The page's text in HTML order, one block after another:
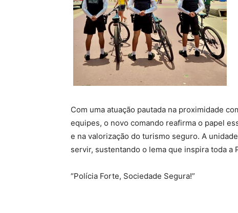
Com uma atuação pautada na proximidade
equipes, o novo comando reafirma o papel
e na valorização do turismo seguro. A
servir, sustentando o lema que inspira toda a
“Polícia Forte, Sociedade Segura!”